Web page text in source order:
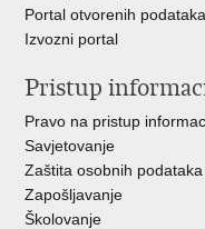
Portal otvorenih
Izvozni portal
Pristup
Pravo na pristup
Savjetovanje
Zaštita osobnih podataka
Zapošljavanje
Školovanje